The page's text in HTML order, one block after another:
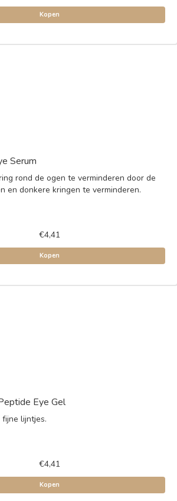
Kopen
Serum
rond de ogen te verminderen door de
en donkere kringen te verminderen.
€4,41
Kopen
Eye Gel
lijntjes.
€4,41
Kopen